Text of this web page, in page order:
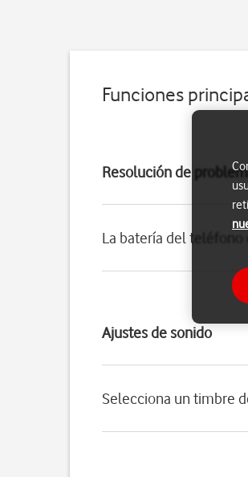
Funciones
Resolución de
La batería del teléfono
Ajustes de sonido
Selecciona un timbre